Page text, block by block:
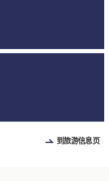
到旅游信息页